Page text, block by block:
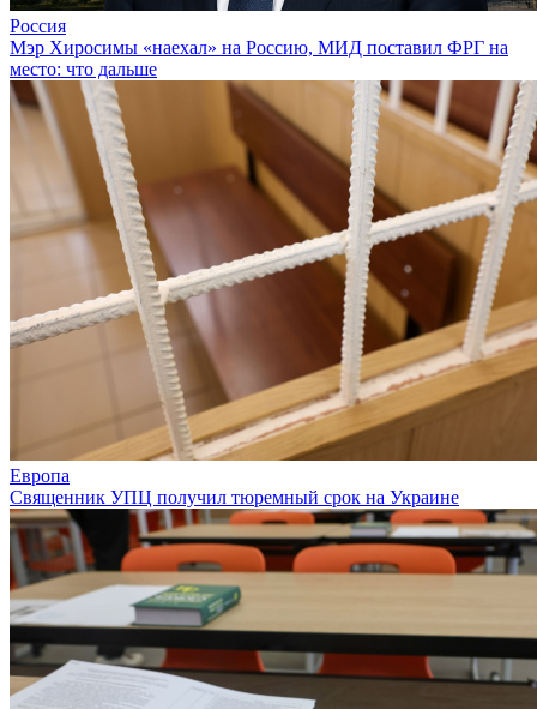
Россия
Мэр Хиросимы «наехал» на Россию, МИД поставил ФРГ на
место: что дальше
Европа
Священник УПЦ получил тюремный срок на Украине